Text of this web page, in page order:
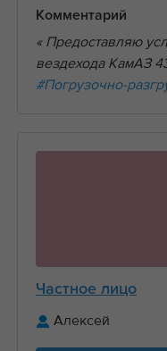
Комментарий
« Предоставляю
вездехода КамАЗ
#Погрузочно-
Частное лицо
Алексей